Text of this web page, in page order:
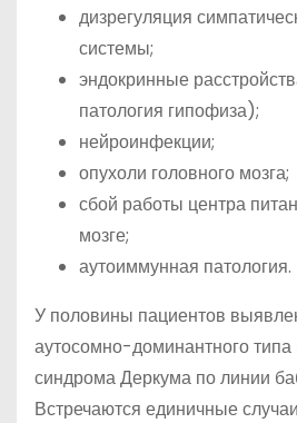
дизрегуляция
системы;
эндокринные
патология гипофиза);
нейроинфекции;
опухоли головного мозга;
сбой работы центра
мозге;
аутоиммунная патология.
У половины пациентов
аутосомно-доминантного
синдрома Деркума по линии
Встречаются единичные